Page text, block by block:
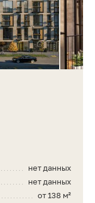
нет данных
нет данных
от 138 м²